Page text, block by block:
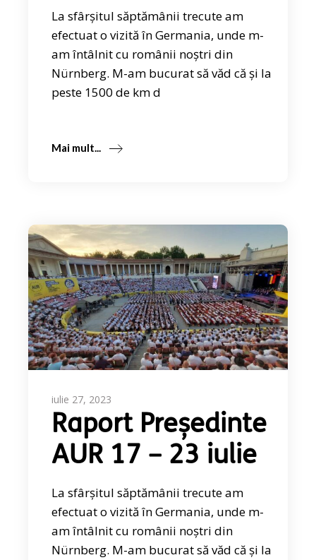
La sfârșitul săptămânii trecute am
efectuat o vizită în Germania, unde m-
am întâlnit cu românii noștri din
Nürnberg. M-am bucurat să văd că și la
peste 1500 de km d
Mai mult...
iulie 27, 2023
Raport Președinte
AUR 17 – 23 iulie
La sfârșitul săptămânii trecute am
efectuat o vizită în Germania, unde m-
am întâlnit cu românii noștri din
Nürnberg. M-am bucurat să văd că și la